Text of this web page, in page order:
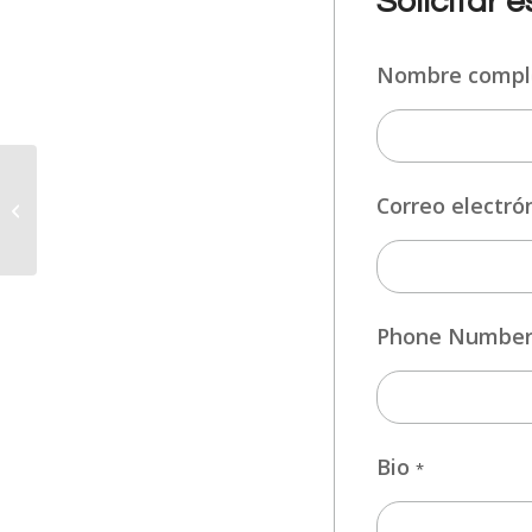
Nombre
Correo
Phone Number
Bio *